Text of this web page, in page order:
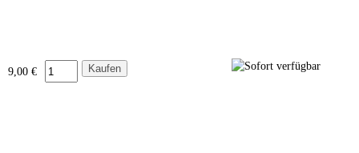
9,00 €